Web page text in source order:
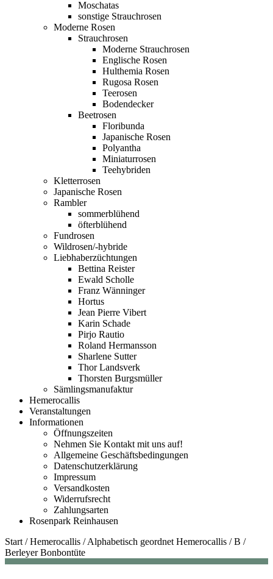
Moschatas
sonstige Strauchrosen
Moderne Rosen
Strauchrosen
Moderne Strauchrosen
Englische Rosen
Hulthemia Rosen
Rugosa Rosen
Teerosen
Bodendecker
Beetrosen
Floribunda
Japanische Rosen
Polyantha
Miniaturrosen
Teehybriden
Kletterrosen
Japanische Rosen
Rambler
sommerblühend
öfterblühend
Fundrosen
Wildrosen/-hybride
Liebhaberzüchtungen
Bettina Reister
Ewald Scholle
Franz Wänninger
Hortus
Jean Pierre Vibert
Karin Schade
Pirjo Rautio
Roland Hermansson
Sharlene Sutter
Thor Landsverk
Thorsten Burgsmüller
Sämlingsmanufaktur
Hemerocallis
Veranstaltungen
Informationen
Öffnungszeiten
Nehmen Sie Kontakt mit uns auf!
Allgemeine Geschäftsbedingungen
Datenschutzerklärung
Impressum
Versandkosten
Widerrufsrecht
Zahlungsarten
Rosenpark Reinhausen
Start /Hemerocallis /Alphabetisch geordnet Hemerocallis /B /
Berleyer Bonbontüte